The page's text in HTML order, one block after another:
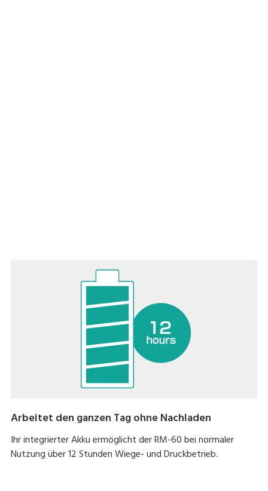
Arbeitet den ganzen Tag ohne Nachladen
Ihr integrierter Akku ermöglicht der RM-60 bei normaler
Nutzung über 12 Stunden Wiege- und Druckbetrieb.